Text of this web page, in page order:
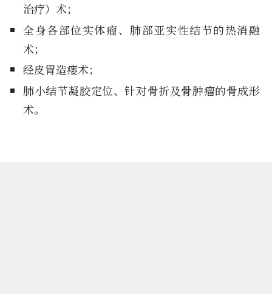
治疗）术；
全身各部位实体瘤、肺部亚实性结节的热消融
术；
经皮胃造瘘术；
肺小结节凝胶定位、针对骨折及骨肿瘤的骨成形
术。